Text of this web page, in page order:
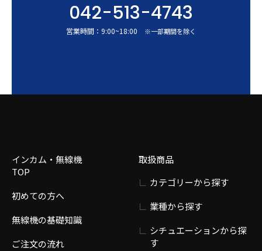
042-513-4743
営業時間： 9:00~18:00 ※一部期間を除く
インカム・無線機
TOP
初めての方へ
無線機の基礎知識
ご注文の流れ
取扱商品
カテゴリーから探す
業種から探す
シチュエーションから探
す